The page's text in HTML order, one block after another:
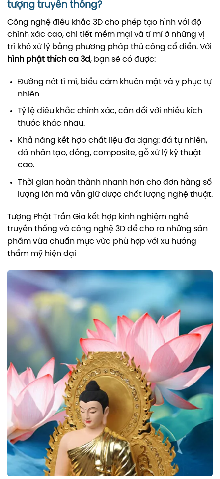
tượng truyền thống?
Công nghệ điêu khắc 3D cho phép tạo hình với độ
chính xác cao, chi tiết mềm mại và tỉ mỉ ở những vị
trí khó xử lý bằng phương pháp thủ công cổ điển. Với
hình phật thích ca 3d, bạn sẽ có được:
Đường nét tỉ mỉ, biểu cảm khuôn mặt và y phục tự
nhiên.
Tỷ lệ điêu khắc chính xác, cân đối với nhiều kích
thước khác nhau.
Khả năng kết hợp chất liệu đa dạng: đá tự nhiên,
đá nhân tạo, đồng, composite, gỗ xử lý kỹ thuật
cao.
Thời gian hoàn thành nhanh hơn cho đơn hàng số
lượng lớn mà vẫn giữ được chất lượng nghệ thuật.
Tượng Phật Trần Gia kết hợp kinh nghiệm nghề
truyền thống và công nghệ 3D để cho ra những sản
phẩm vừa chuẩn mực vừa phù hợp với xu hướng
thẩm mỹ hiện đại